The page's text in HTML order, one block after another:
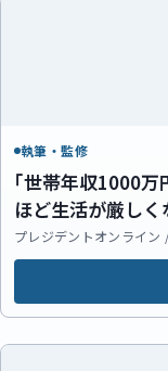
執筆・監修
｢世帯年収1000
ほど生活が厳し
プレジデントオンライ